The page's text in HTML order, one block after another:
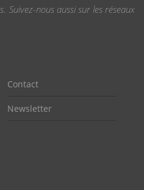
Suivez-nous aussi sur les réseaux
Contact
Newsletter